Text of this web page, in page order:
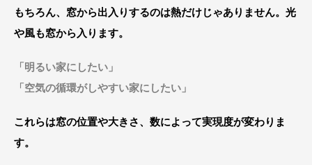
もちろん、窓から出入りするのは熱だけじゃありません。光
や風も窓から入ります。
「明るい家にしたい」
「空気の循環がしやすい家にしたい」
これらは窓の位置や大きさ、数によって実現度が変わりま
す。